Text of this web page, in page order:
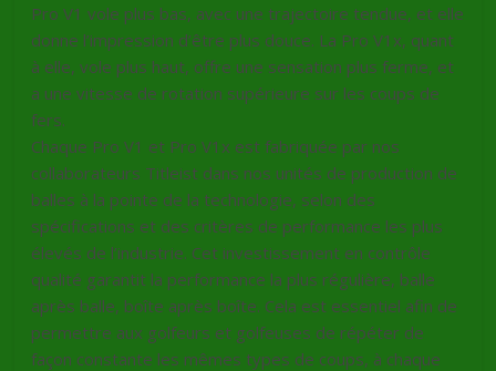
Pro V1 vole plus bas, avec une trajectoire tendue, et elle
donne l’impression d’être plus douce. La Pro V1x, quant
à elle, vole plus haut, offre une sensation plus ferme, et
a une vitesse de rotation supérieure sur les coups de
fers.
Chaque Pro V1 et Pro V1x est fabriquée par nos
collaborateurs Titleist dans nos unités de production de
balles à la pointe de la technologie, selon des
spécifications et des critères de performance les plus
élevés de l’industrie. Cet investissement en contrôle
qualité garantit la performance la plus régulière, balle
après balle, boîte après boîte. Cela est essentiel afin de
permettre aux golfeurs et golfeuses de répéter de
façon constante les mêmes types de coups, à chaque